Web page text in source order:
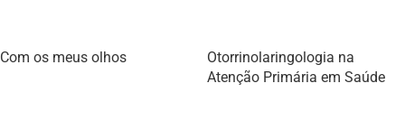
Com os meus olhos
Otorrinolaringologia na
Atenção Primária em Saúde